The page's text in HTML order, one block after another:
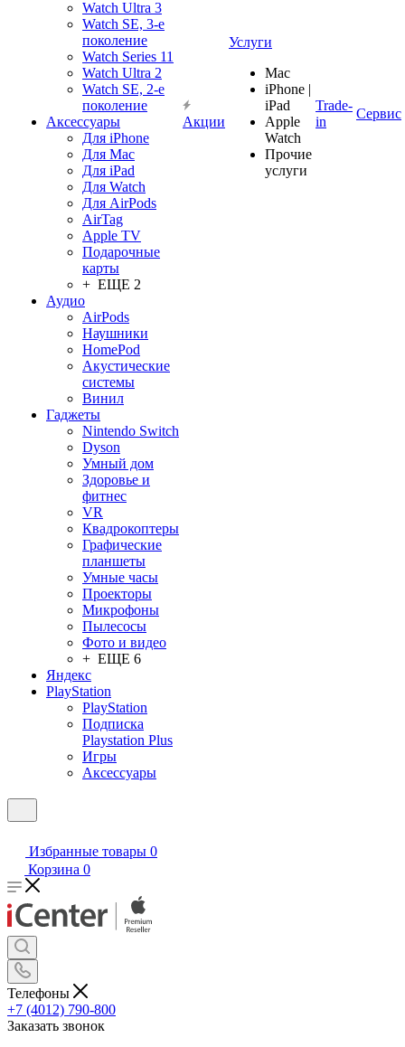
Watch Ultra 3
Watch SE, 3-е
поколение
Watch Series 11
Watch Ultra 2
Watch SE, 2-е
поколение
Аксессуары
Для iPhone
Для Mac
Для iPad
Для Watch
Для AirPods
AirTag
Apple TV
Подарочные
карты
+ ЕЩЕ 2
Аудио
AirPods
Наушники
HomePod
Акустические
системы
Винил
Гаджеты
Nintendo Switch
Dyson
Умный дом
Здоровье и
фитнес
VR
Квадрокоптеры
Графические
планшеты
Умные часы
Проекторы
Микрофоны
Пылесосы
Фото и видео
+ ЕЩЕ 6
Яндекс
PlayStation
PlayStation
Подписка
Playstation Plus
Игры
Аксессуары
Акции
Услуги
Mac
iPhone |
iPad
Apple
Watch
Прочие
услуги
Trade-
in
Сервис
Избранные товары 0
Корзина 0
Телефоны
+7 (4012) 790-800
Заказать звонок